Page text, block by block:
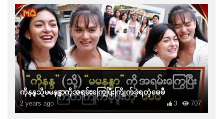
ကိုနန္ဒသို့မမနန္ဒာကိုအရမ်းကြွေပြီးကြိုက်ခဲ့ရတဲ့မေမီ
2 years ago 707
3